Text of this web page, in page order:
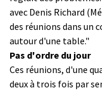
avec Denis Richard
des réunions dans un
autour d'une table."
Pas d'ordre du jour
Ces réunions, d'une
deux à trois fois par